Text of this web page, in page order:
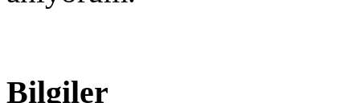
Bilgiler